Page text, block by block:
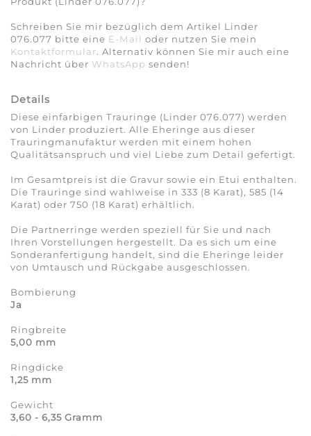
Schreiben Sie mir bezüglich dem Artikel Linder
076.077 bitte eine E-Mail oder nutzen Sie mein
Kontaktformular. Alternativ können Sie mir auch eine
Nachricht über WhatsApp senden!
Details
Diese einfarbigen Trauringe (Linder 076.077) werden
von Linder produziert. Alle Eheringe aus dieser
Trauringmanufaktur werden mit einem hohen
Qualitätsanspruch und viel Liebe zum Detail gefertigt.
Im Gesamtpreis ist die Gravur sowie ein Etui enthalten.
Die Trauringe sind wahlweise in 333 (8 Karat), 585 (14
Karat) oder 750 (18 Karat) erhältlich.
Die Partnerringe werden speziell für Sie und nach
Ihren Vorstellungen hergestellt. Da es sich um eine
Sonderanfertigung handelt, sind die Eheringe leider
von Umtausch und Rückgabe ausgeschlossen.
Bombierung
Ja
Ringbreite
5,00 mm
Ringdicke
1,25 mm
Gewicht
3,60 - 6,35 Gramm